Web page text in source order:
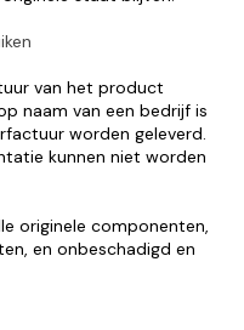
van het product
naam van een bedrijf is
worden geleverd.
kunnen niet worden
originele componenten,
en onbeschadigd en